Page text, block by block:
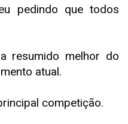
pedindo que todos
resumido melhor do
atual.
competição.